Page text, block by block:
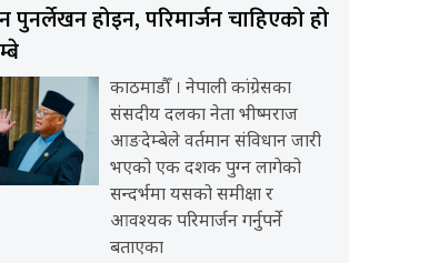
पुनर्लेखन होइन, परिमार्जन चाहिएको हो
काठमाडौँ । नेपाली कांग्रेसका
संसदीय दलका नेता भीष्मराज
आङदेम्बेले वर्तमान संविधान जारी
भएको एक दशक पुग्न लागेको
सन्दर्भमा यसको समीक्षा र
आवश्यक परिमार्जन गर्नुपर्ने
बताएका